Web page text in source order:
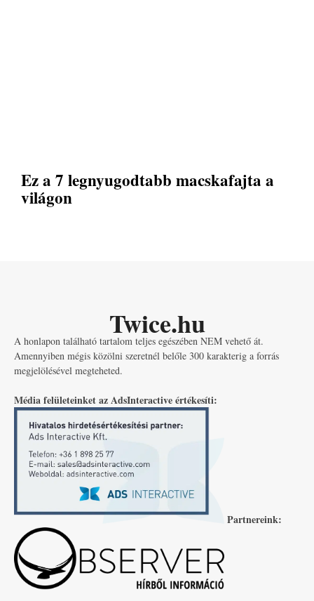
Ez a 7 legnyugodtabb macskafajta a
világon
Twice.hu
A honlapon található tartalom teljes egészében NEM vehető át.
Amennyiben mégis közölni szeretnél belőle 300 karakterig a forrás
megjelölésével megteheted.
Média felületeinket az AdsInteractive értékesíti:
Partnereink: